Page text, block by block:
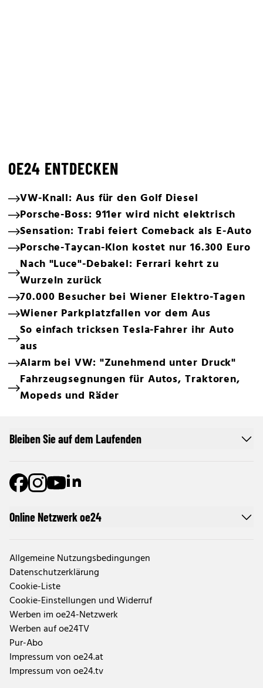
OE24 ENTDECKEN
VW-Knall: Aus für den Golf Diesel
Porsche-Boss: 911er wird nicht elektrisch
Sensation: Trabi feiert Comeback als E-Auto
Porsche-Taycan-Klon kostet nur 16.300 Euro
Nach "Luce"-Debakel: Ferrari kehrt zu
Wurzeln zurück
70.000 Besucher bei Wiener Elektro-Tagen
Wiener Parkplatzfallen vor dem Aus
So einfach tricksen Tesla-Fahrer ihr Auto
aus
Alarm bei VW: "Zunehmend unter Druck"
Fahrzeugsegnungen für Autos, Traktoren,
Mopeds und Räder
Online Netzwerk oe24
Allgemeine Nutzungsbedingungen
Datenschutzerklärung
Cookie-Liste
Cookie-Einstellungen und Widerruf
Werben im oe24-Netzwerk
Werben auf oe24TV
Pur-Abo
Impressum von oe24.at
Impressum von oe24.tv
Bleiben Sie auf dem Laufenden